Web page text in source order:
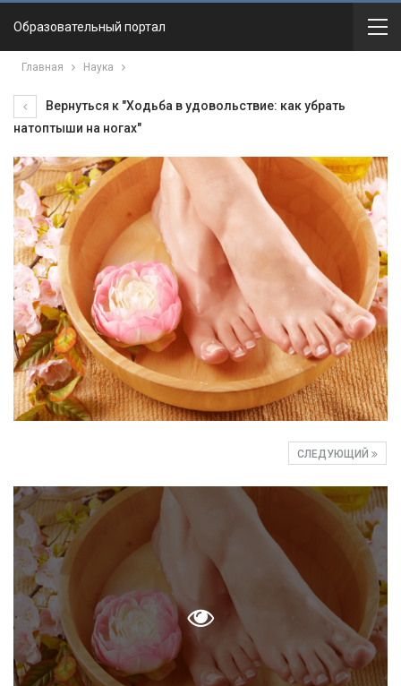
Образовательный портал
Главная Наука
Вернуться к "Ходьба в удовольствие: как убрать
натоптыши на ногах"
СЛЕДУЮЩИЙ